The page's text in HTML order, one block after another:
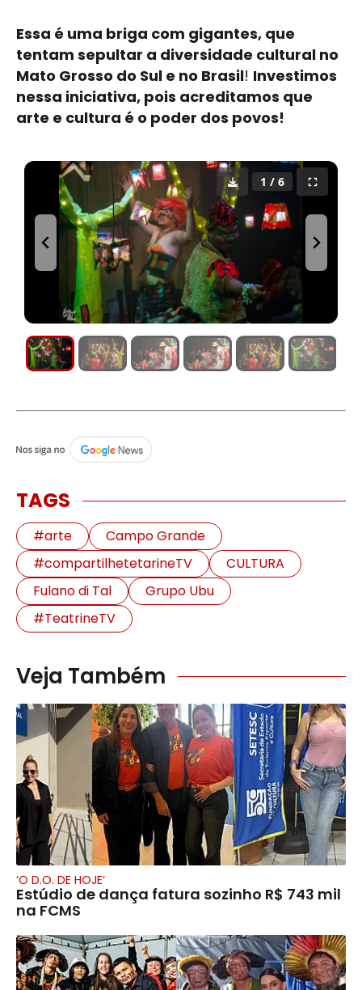
Essa é uma briga com gigantes, que
tentam sepultar a diversidade cultural no
Mato Grosso do Sul e no Brasil! Investimos
nessa iniciativa, pois acreditamos que
arte e cultura é o poder dos povos!
1 / 6
TAGS
#arte
Campo Grande
#compartilhetetarineTV
CULTURA
Fulano di Tal
Grupo Ubu
#TeatrineTV
Veja Também
‘O D.O. DE HOJE’
Estúdio de dança fatura sozinho R$ 743 mil
na FCMS